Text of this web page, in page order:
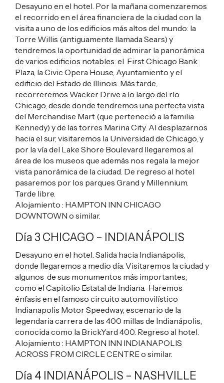
Desayuno en el hotel. Por la mañana comenzaremos
el recorrido en el área financiera de la ciudad con la
visita a uno de los edificios más altos del mundo: la
Torre Willis (antiguamente llamada Sears) y
tendremos la oportunidad de admirar la panorámica
de varios edificios notables: el First Chicago Bank
Plaza, la Civic Opera House, Ayuntamiento y el
edificio del Estado de Illinois. Más tarde,
recorreremos Wacker Drive a lo largo del río
Chicago, desde donde tendremos una perfecta vista
del Merchandise Mart (que perteneció a la familia
Kennedy) y de las torres Marina City. Al desplazarnos
hacia el sur, visitaremos la Universidad de Chicago, y
por la vía del Lake Shore Boulevard llegaremos al
área de los museos que además nos regala la mejor
vista panorámica de la ciudad. De regreso al hotel
pasaremos por los parques Grand y Millennium.
Tarde libre.
Alojamiento : HAMPTON INN CHICAGO
DOWNTOWN o similar.
Día 3 CHICAGO – INDIANÁPOLIS
Desayuno en el hotel. Salida hacia Indianápolis,
donde llegaremos a medio día. Visitaremos la ciudad y
algunos de sus monumentos más importantes,
como el Capitolio Estatal de Indiana. Haremos
énfasis en el famoso circuito automovilístico
Indianapolis Motor Speedway, escenario de la
legendaria carrera de las 400 millas de Indianápolis,
conocida como la BrickYard 400. Regreso al hotel.
Alojamiento : HAMPTON INN INDIANAPOLIS
ACROSS FROM CIRCLE CENTREo similar.
Día 4 INDIANÁPOLIS – NASHVILLE